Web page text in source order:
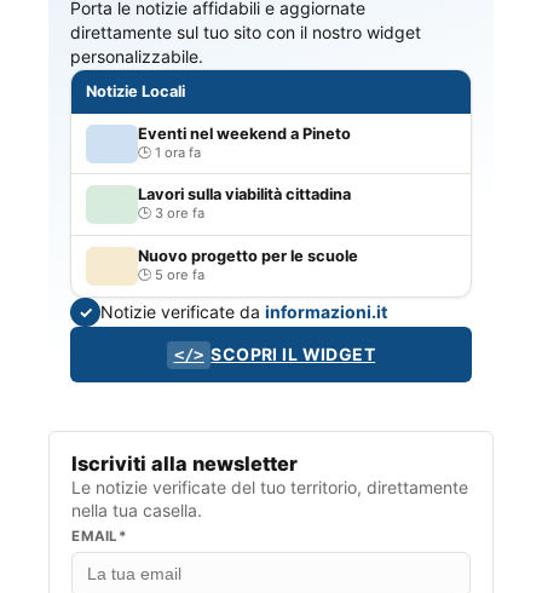
Porta le notizie affidabili e aggiornate
direttamente sul tuo sito con il nostro widget
personalizzabile.
Notizie Locali
Eventi nel weekend a Pineto
1 ora fa
Lavori sulla viabilità cittadina
3 ore fa
Nuovo progetto per le scuole
5 ore fa
✓ Notizie verificate dainformazioni.it
</> SCOPRI IL WIDGET
Iscriviti alla newsletter
Le notizie verificate del tuo territorio, direttamente
nella tua casella.
EMAIL*